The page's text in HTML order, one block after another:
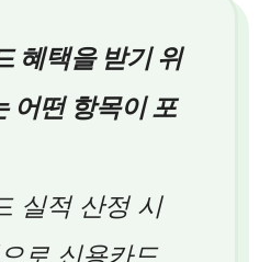
혜택을 받기 위
어떤 항목이 포
실적 산정 시
로 신용카드